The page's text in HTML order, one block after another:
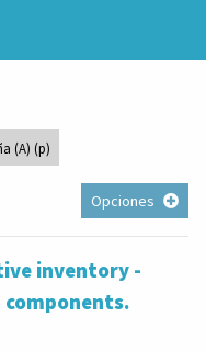
(A) (p)
Opciones
inventory -
components.